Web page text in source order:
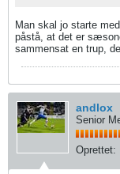
Man skal jo starte
påstå, at det er
sammensat en trup,
andlox
Senior
Oprettet: